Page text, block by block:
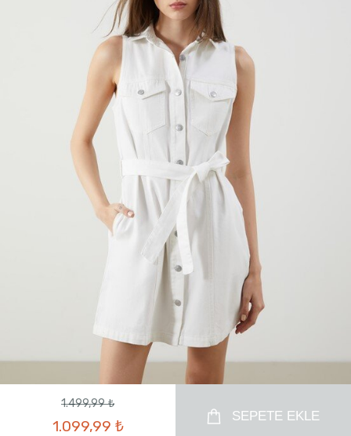
1.499,99 ₺
1.099,99 ₺
SEPETE EKLE